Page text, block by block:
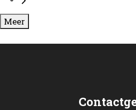
Meer